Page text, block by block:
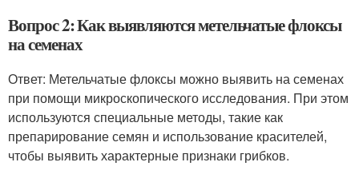
Вопрос 2: Как выявляются метельчатые флоксы
на семенах
Ответ: Метельчатые флоксы можно выявить на семенах
при помощи микроскопического исследования. При этом
используются специальные методы, такие как
препарирование семян и использование красителей,
чтобы выявить характерные признаки грибков.